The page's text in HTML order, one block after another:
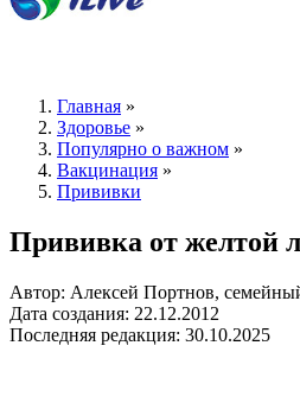
Главная »
Здоровье »
Популярно о важном »
Вакцинация »
Прививки
Прививка от желтой
Автор: Алексей Портнов,
Дата создания: 22.12.2012
Последняя редакция: 30.10.2025